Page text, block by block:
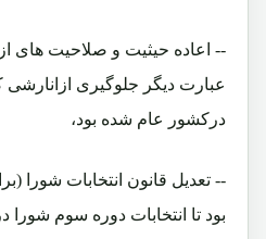
-- اعاده حیثیت و صلاحیت های
عبارت دیگر جلوگیری
درکشور عام شده بود،
-- تعدیل قانون انتخابات شورا